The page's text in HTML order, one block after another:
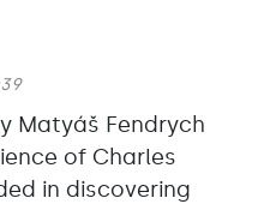
Matyáš Fendrych
of Charles
in discovering